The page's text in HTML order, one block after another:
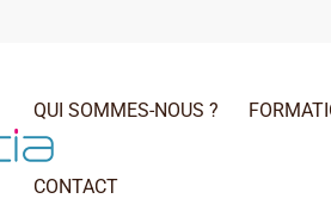
QUI SOMMES-NOUS ?
CONTACT